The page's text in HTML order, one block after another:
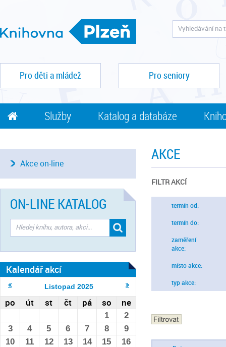
Pro děti a mládež Pro seniory
Služby Katalog a databáze
AKCE
FILTR AKCÍ
termín od:
termín do:
zaměření
akce:
místo akce:
typ akce:
Akce on-line
ON-LINE KATALOG
Kalendář akcí
Listopad 2025
po út st čt pá so ne
1
2
3
4 5 6 7 8
9
10
11 12 13 14 15
16